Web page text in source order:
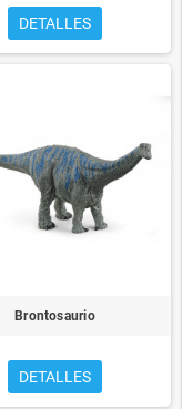
DETALLES
Brontosaurio
DETALLES